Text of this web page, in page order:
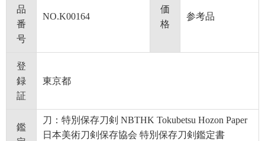
品
番
号
NO.K00164
価
格
参考品
登
録
証
東京都
鑑
刀：特別保存刀剣 NBTHK Tokubetsu Hozon Paper
日本美術刀剣保存協会 特別保存刀剣鑑定書